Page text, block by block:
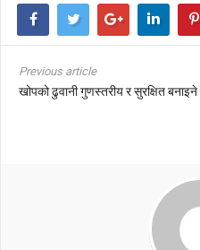
Previous article
खोपको ढुवानी गुणस्तरीय र सुरक्षित बनाइने